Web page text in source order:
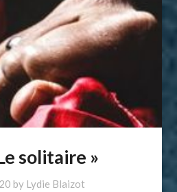
solitaire »
by Lydie Blaizot